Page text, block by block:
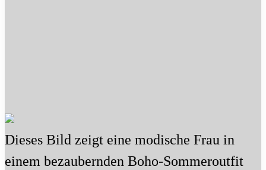
Dieses Bild zeigt eine modische Frau in
einem bezaubernden Boho-Sommeroutfit